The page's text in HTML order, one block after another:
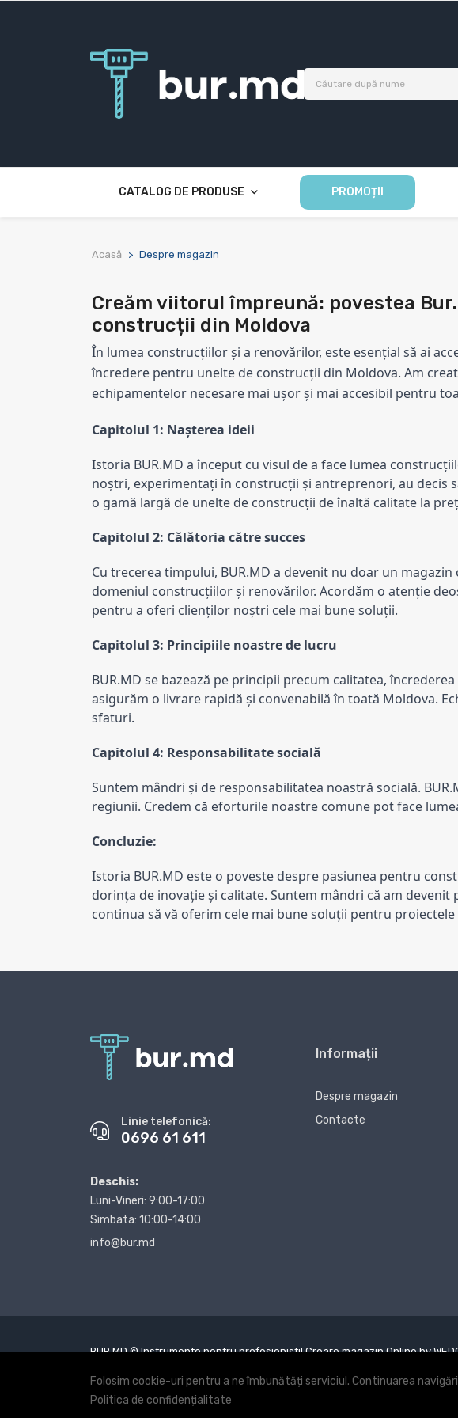
CATALOG DE PRODUSE PROMOȚII
Acasă Despre magazin
Creăm viitorul împreună: povestea
construcții din Moldova
În lumea construcțiilor și a renovărilor, este esențial să ai
încredere pentru unelte de construcții din Moldova. Am
echipamentelor necesare mai ușor și mai accesibil pentru
Capitolul 1: Nașterea ideii
Istoria BUR.MD a început cu visul de a face lumea
noștri, experimentați în construcții și antreprenori, au decis
o gamă largă de unelte de construcții de înaltă calitate la
Capitolul 2: Călătoria către succes
Cu trecerea timpului, BUR.MD a devenit nu doar un
domeniul construcțiilor și renovărilor. Acordăm o atenție
pentru a oferi clienților noștri cele mai bune soluții.
Capitolul 3: Principiile noastre de lucru
BUR.MD se bazează pe principii precum calitatea,
asigurăm o livrare rapidă și convenabilă în toată Moldova.
sfaturi.
Capitolul 4: Responsabilitate socială
Suntem mândri și de responsabilitatea noastră socială.
regiunii. Credem că eforturile noastre comune pot face
Concluzie:
Istoria BUR.MD este o poveste despre pasiunea pentru
dorința de inovație și calitate. Suntem mândri că am
continua să vă oferim cele mai bune soluții pentru
Folosim cookie-uri pentru a ne îmbunătăți serviciul. Continuarea
Politica de confidențialitate
Linie telefonică:
0696 61 611
Deschis:
Luni-Vineri: 9:00-17:00
Simbata: 10:00-14:00
info@bur.md
Informații
Despre magazin
Contacte
BUR.MD © Instrumente pentru profesionisti! Creare magazin Online by